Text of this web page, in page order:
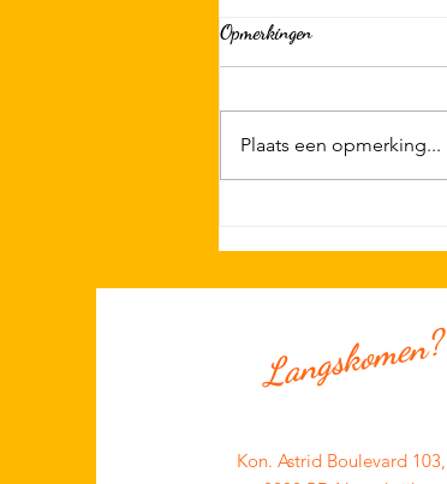
Opmerkingen
Plaats een opmerking...
Langskomen?
Kon. Astrid Boulevard 103,